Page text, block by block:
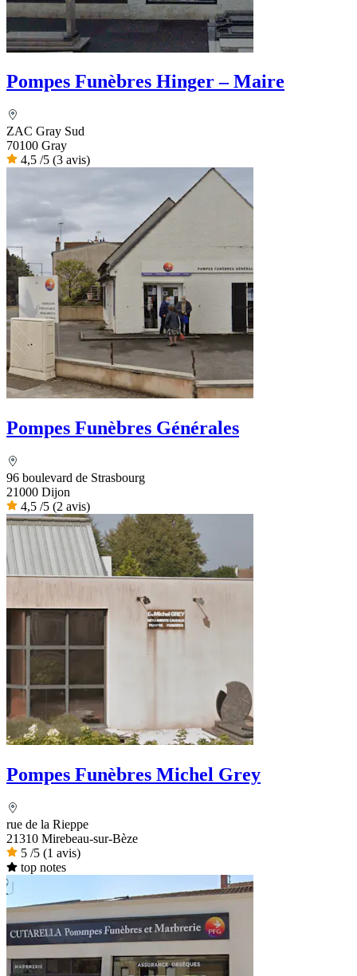
Pompes Funèbres Hinger – Maire
ZAC Gray Sud
70100 Gray
4,5 /5 (3 avis)
Pompes Funèbres Générales
96 boulevard de Strasbourg
21000 Dijon
4,5 /5 (2 avis)
Pompes Funèbres Michel Grey
rue de la Rieppe
21310 Mirebeau-sur-Bèze
5 /5 (1 avis)
top notes